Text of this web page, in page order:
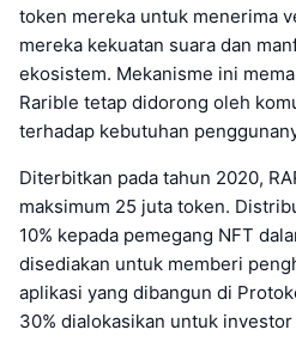
token mereka untuk menerima
mereka kekuatan suara dan
ekosistem. Mekanisme ini
Rarible tetap didorong oleh
terhadap kebutuhan
Diterbitkan pada tahun 2020,
maksimum 25 juta token.
10% kepada pemegang NFT
disediakan untuk memberi
aplikasi yang dibangun di
30% dialokasikan untuk